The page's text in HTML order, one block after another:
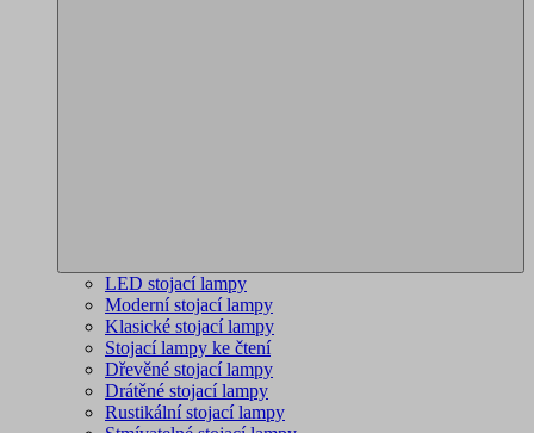
LED stojací lampy
Moderní stojací lampy
Klasické stojací lampy
Stojací lampy ke čtení
Dřevěné stojací lampy
Drátěné stojací lampy
Rustikální stojací lampy